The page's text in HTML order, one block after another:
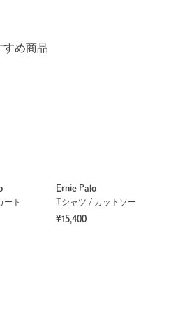
すめ商品
ート
Ernie Palo
Tシャツ / カットソー
¥15,400